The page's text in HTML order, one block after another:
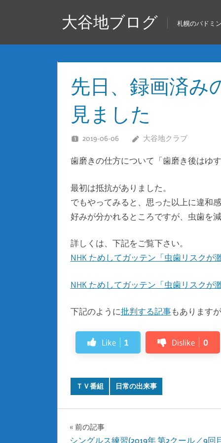
大谷地ブログ 札幌のバドミ
先日、録画済み
見ました
2019-06-06 大谷地クラブ
歯磨きの仕方について「歯磨き後はゆ
最初は抵抗がありました。
でもやってみると、思った以上に違和
好みが分かれるところですが、虫歯を
詳しくは、下記をご覧下さい。
NHK ためしてガッテン「虫歯リスクが
NHK ためしてガッテン「虫歯リスク
下記のように批判する記事もあります
Like 1 Dislike 0
ＴＶ番組 日常の出来事
投
前の記事
シングルス練習(2019年 第2クール／9回